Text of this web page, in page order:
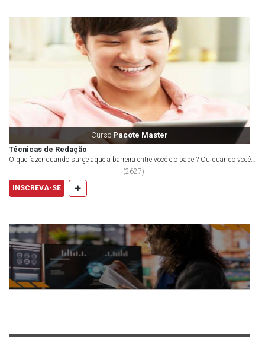
Curso Pacote Master
Técnicas de Redação
O que fazer quando surge aquela barreira entre você e o papel? Ou quando você
(2627)
INSCREVA-SE
+